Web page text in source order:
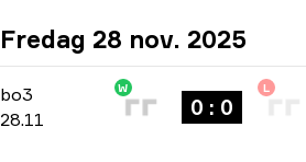
Fredag 28 nov. 2025
bo3 -bo3
28.11
W
0 : 0
L